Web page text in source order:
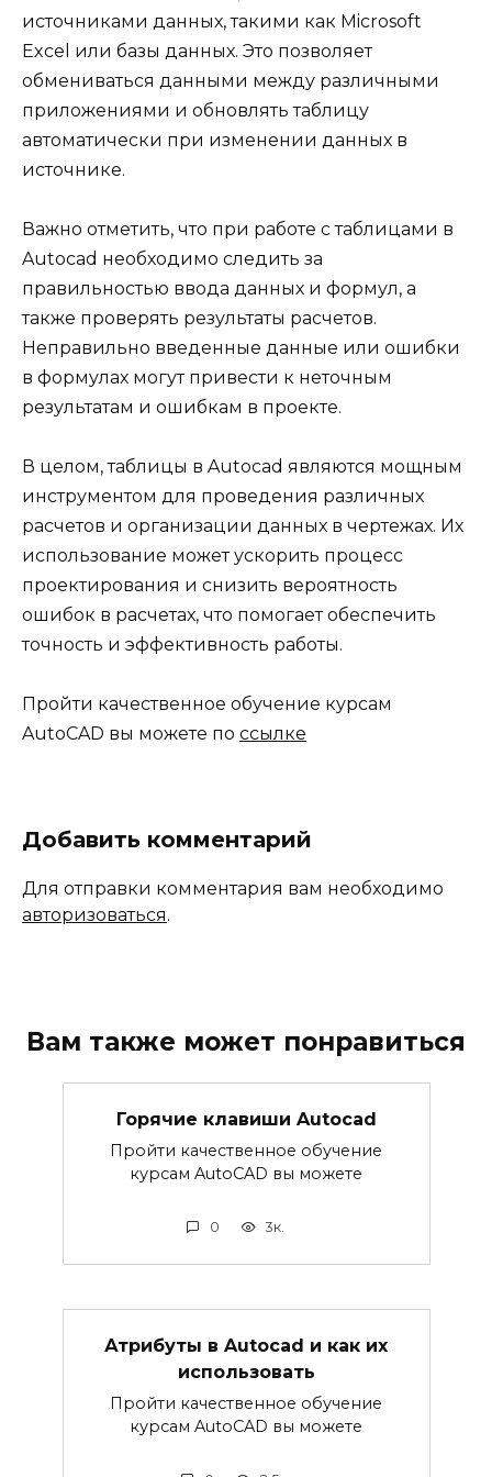
источниками данных, такими как Microsoft
Excel или базы данных. Это позволяет
обмениваться данными между различными
приложениями и обновлять таблицу
автоматически при изменении данных в
источнике.
Важно отметить, что при работе с таблицами в
Autocad необходимо следить за
правильностью ввода данных и формул, а
также проверять результаты расчетов.
Неправильно введенные данные или ошибки
в формулах могут привести к неточным
результатам и ошибкам в проекте.
В целом, таблицы в Autocad являются мощным
инструментом для проведения различных
расчетов и организации данных в чертежах. Их
использование может ускорить процесс
проектирования и снизить вероятность
ошибок в расчетах, что помогает обеспечить
точность и эффективность работы.
Пройти качественное обучение курсам
AutoCAD вы можете по ссылке
Добавить комментарий
Для отправки комментария вам необходимо
авторизоваться.
Вам также может понравиться
Горячие клавиши Autocad
Пройти качественное обучение
курсам AutoCAD вы можете
0 3к.
Атрибуты в Autocad и как их
использовать
Пройти качественное обучение
курсам AutoCAD вы можете